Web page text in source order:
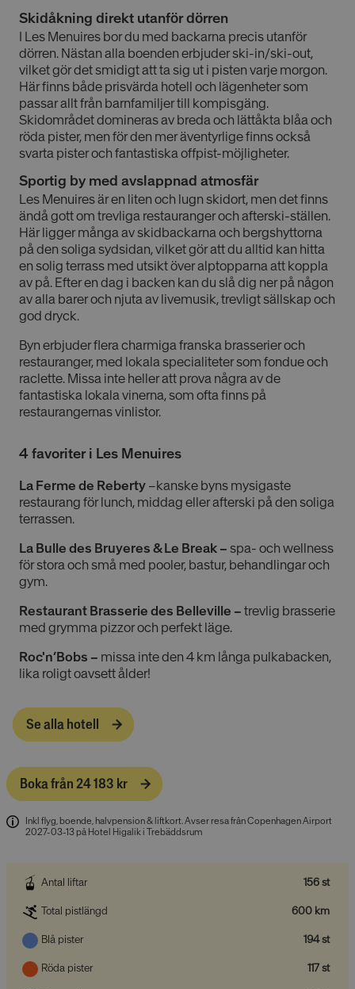
Skidåkning direkt utanför dörren
I Les Menuires bor du med backarna precis utanför
dörren. Nästan alla boenden erbjuder ski-in/ski-out,
vilket gör det smidigt att ta sig ut i pisten varje morgon.
Här finns både prisvärda hotell och lägenheter som
passar allt från barnfamiljer till kompisgäng.
Skidområdet domineras av breda och lättåkta blåa och
röda pister, men för den mer äventyrlige finns också
svarta pister och fantastiska offpist-möjligheter.
Sportig by med avslappnad atmosfär
Les Menuires är en liten och lugn skidort, men det finns
ändå gott om trevliga restauranger och afterski-ställen.
Här ligger många av skidbackarna och bergshyttorna
på den soliga sydsidan, vilket gör att du alltid kan hitta
en solig terrass med utsikt över alptopparna att koppla
av på. Efter en dag i backen kan du slå dig ner på någon
av alla barer och njuta av livemusik, trevligt sällskap och
god dryck.
Byn erbjuder flera charmiga franska brasserier och
restauranger, med lokala specialiteter som fondue och
raclette. Missa inte heller att prova några av de
fantastiska lokala vinerna, som ofta finns på
restaurangernas vinlistor.
4 favoriter i Les Menuires
La Ferme de Reberty –kanske byns mysigaste
restaurang för lunch, middag eller afterski på den soliga
terrassen.
La Bulle des Bruyeres & Le Break – spa- och wellness
för stora och små med pooler, bastur, behandlingar och
gym.
Restaurant Brasserie des Belleville – trevlig brasserie
med grymma pizzor och perfekt läge.
Roc'n’Bobs – missa inte den 4 km långa pulkabacken,
lika roligt oavsett ålder!
Se alla hotell
Boka från 24 183 kr
Inkl flyg, boende, halvpension & liftkort.Avser resa från Copenhagen Airport
2027-03-13 på Hotel Higalik i Trebäddsrum
Antal liftar 156 st
Total pistlängd 600 km
Blå pister 194 st
Röda pister 117 st